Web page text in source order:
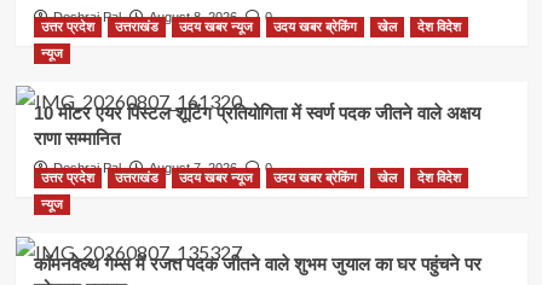
Deshraj Pal August 8, 2026 0
उत्तर प्रदेश उत्तराखंड उदय खबर न्यूज उदय खबर ब्रेकिंग खेल
देश विदेश
न्यूज
10 मीटर एयर पिस्टल शूटिंग प्रतियोगिता में स्वर्ण पदक जीतने वाले अक्षय
राणा सम्मानित
Deshraj Pal August 7, 2026 0
उत्तर प्रदेश उत्तराखंड उदय खबर न्यूज उदय खबर ब्रेकिंग खेल
देश विदेश
न्यूज
कॉमनवेल्थ गेम्स में रजत पदक जीतने वाले शुभम जुयाल का घर पहुंचने पर